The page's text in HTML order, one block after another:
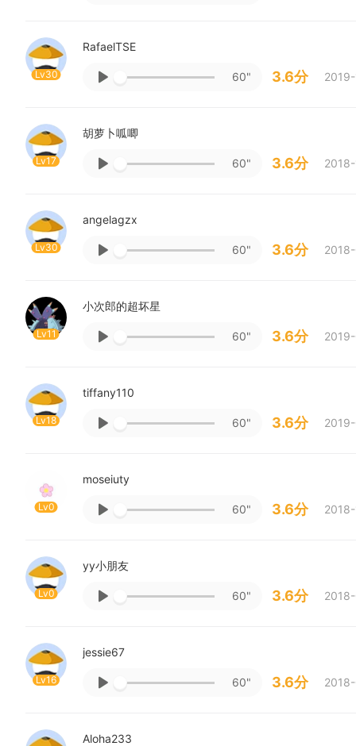
Lv30
RafaelTSE
60" 3.6分
Lv17
胡萝卜呱唧
60" 3.6分
Lv30
angelagzx
60" 3.6分
Lv11
小次郎的超坏星
60" 3.6分
Lv18
tiffany110
60" 3.6分
Lv0
moseiuty
60" 3.6分
Lv0
yy小朋友
60" 3.6分
Lv16
jessie67
60" 3.6分
Aloha233